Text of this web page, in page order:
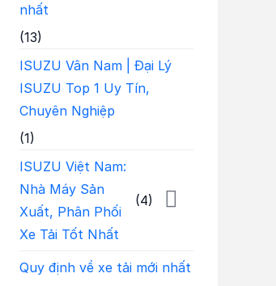
nhất
(13)
ISUZU Vân Nam | Đại Lý
ISUZU Top 1 Uy Tín,
Chuyên Nghiệp
(1)
ISUZU Việt Nam:
Nhà Máy Sản
Xuất, Phân Phối
Xe Tải Tốt Nhất
(4)
Quy định về xe tải mới nhất